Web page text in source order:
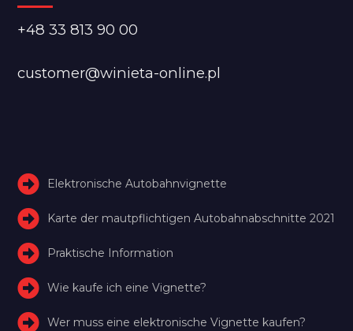
+48 33 813 90 00
customer@winieta-online.pl
Elektronische Autobahnvignette
Karte der mautpflichtigen Autobahnabschnitte 2021
Praktische Information
Wie kaufe ich eine Vignette?
Wer muss eine elektronische Vignette kaufen?